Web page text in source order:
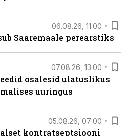
06.08.26, 11:00
Saaremaale perearstiks
07.08.26, 13:00
osalesid ulatuslikus
uuringus
05.08.26, 07:00
kontratseptsiooni